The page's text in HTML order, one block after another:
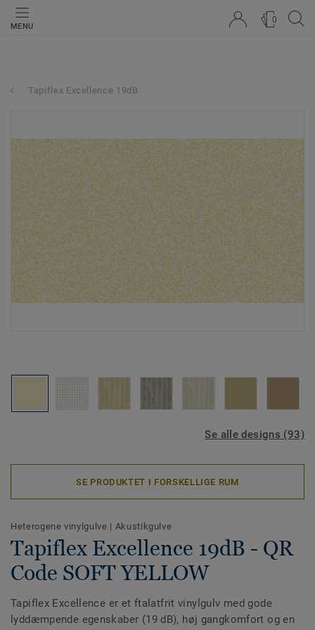
MENU
0
Tapiflex Excellence 19dB
Se alle designs (93)
SE PRODUKTET I FORSKELLIGE RUM
Heterogene vinylgulve | Akustikgulve
Tapiflex Excellence 19dB - QR
Code SOFT YELLOW
Tapiflex Excellence er et ftalatfrit vinylgulv med gode
lyddæmpende egenskaber (19 dB), høj gangkomfort og en